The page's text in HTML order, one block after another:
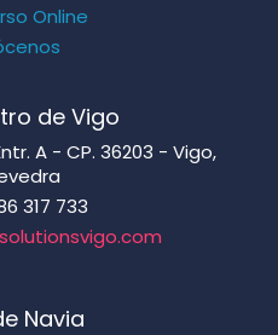
Online
de Vigo
A - CP. 36203 - Vigo,
317 733
Navia